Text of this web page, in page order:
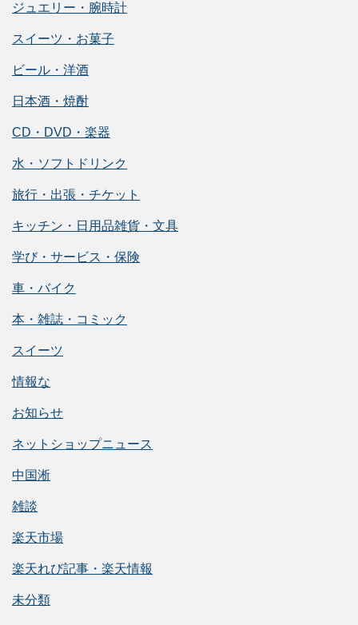
ジュエリー・腕時計
スイーツ・お菓子
ビール・洋酒
日本酒・焼酎
CD・DVD・楽器
水・ソフトドリンク
旅行・出張・チケット
キッチン・日用品雑貨・文具
学び・サービス・保険
車・バイク
本・雑誌・コミック
スイーツ
情報な
お知らせ
ネットショップニュース
中国淅
雑談
楽天市場
楽天れび記事・楽天情報
未分類